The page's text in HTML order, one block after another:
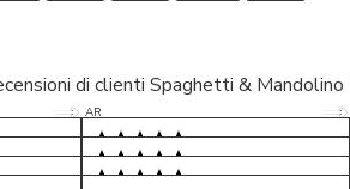
di clienti Spaghetti & Mandolino
5/5
pacco
in
5/5
5/5
5/5
AR 5/5
esperienza sicuramente positiva,
D* 5/5
S* 5/5